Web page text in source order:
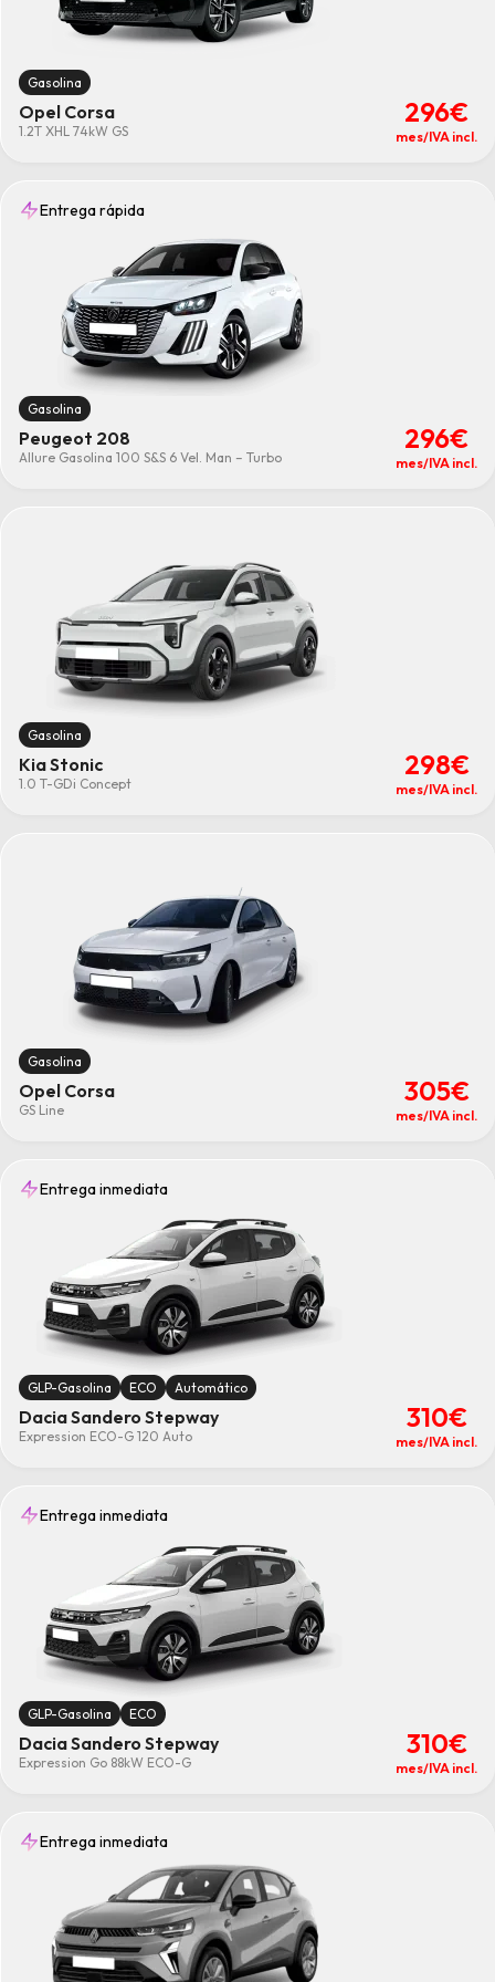
Micro-Híbrido(47)
Gasolina
Opel Corsa
1.2T XHL 74kW GS
296€
mes/IVA incl.
Entrega rápida
Gasolina
Peugeot 208
Allure Gasolina 100 S&S 6 Vel. Man – Turbo
296€
mes/IVA incl.
Gasolina
Kia Stonic
1.0 T-GDi Concept
298€
mes/IVA incl.
Gasolina
Opel Corsa
GS Line
305€
mes/IVA incl.
Entrega inmediata
GLP-Gasolina ECO Automático
Dacia Sandero Stepway
Expression ECO-G 120 Auto
310€
mes/IVA incl.
Entrega inmediata
GLP-Gasolina ECO
Dacia Sandero Stepway
Expression Go 88kW ECO-G
310€
mes/IVA incl.
Entrega inmediata